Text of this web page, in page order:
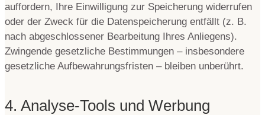
auffordern, Ihre Einwilligung zur Speicherung widerrufen
oder der Zweck für die Datenspeicherung entfällt (z. B.
nach abgeschlossener Bearbeitung Ihres Anliegens).
Zwingende gesetzliche Bestimmungen – insbesondere
gesetzliche Aufbewahrungsfristen – bleiben unberührt.
4. Analyse-Tools und Werbung